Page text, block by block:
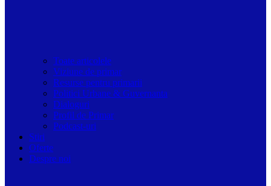
Toate articolele
Viziune de primar
Resurse pentru primarii
Politici Urbane & Guvernanta
Dialoguri
Profil de Primar
Podcast-uri
Stiri
Oferte
Despre noi